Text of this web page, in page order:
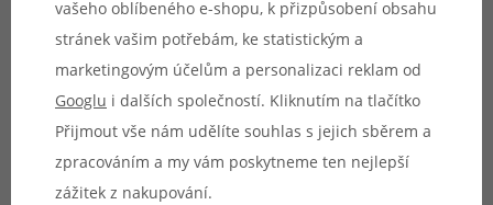
aromaty z Malajsie s výrobou ve Francii jsou zpět.
Přivítejte příchutě Full Moon a nechte se unášet
nepřeberným množstvím různorodých ovocných a
chladivých kombinací pro zpříjemnění každodenního
vaperského rituálu. Každá příchuť francouzského výrobce
Full Moon překypuje originalitou, svěžestí a
vašeho oblíbeného e-shopu, k přizpůsobení obsahu
stránek vašim potřebám, ke statistickým a
marketingovým účelům a personalizaci reklam od
Googlu i dalších společností. Kliknutím na tlačítko
Přijmout vše nám udělíte souhlas s jejich sběrem a
zpracováním a my vám poskytneme ten nejlepší
zážitek z nakupování.